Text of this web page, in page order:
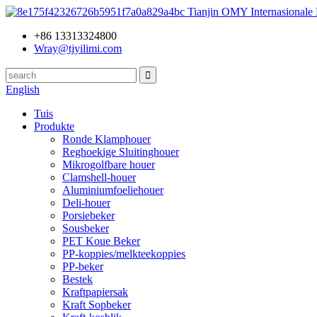
Tianjin OMY Internasionale
+86 13313324800
Wray@tjyilimi.com
English
Tuis
Produkte
Ronde Klamphouer
Reghoekige Sluitinghouer
Mikrogolfbare houer
Clamshell-houer
Aluminiumfoeliehouer
Deli-houer
Porsiebeker
Sousbeker
PET Koue Beker
PP-koppies/melkteekoppies
PP-beker
Bestek
Kraftpapiersak
Kraft Sopbeker